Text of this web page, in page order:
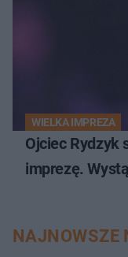
WIELKA IMPREZA
Ojciec Rydzyk
imprezę.
NAJNOWSZE